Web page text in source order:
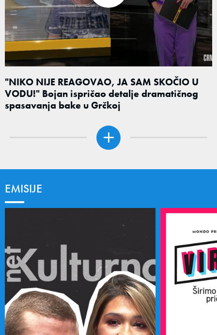
"NIKO NIJE REAGOVAO, JA SAM SKOČIO U
VODU!" Bojan ispričao detalje dramatičnog
spasavanja bake u Grčkoj
EMISIJE